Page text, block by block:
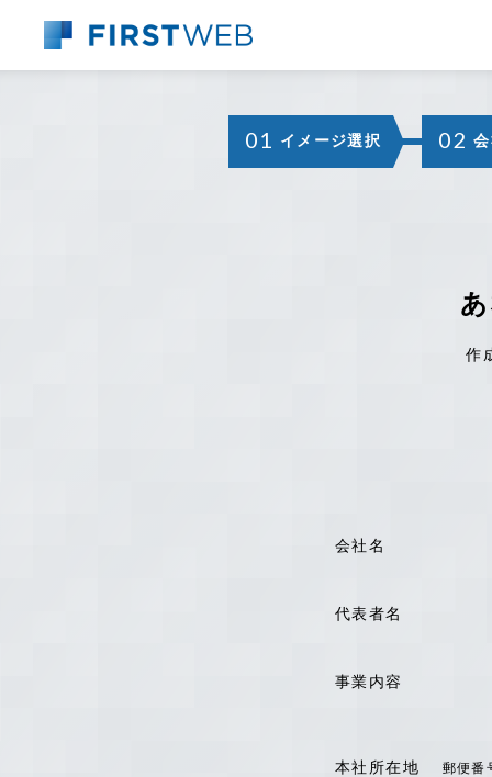
01 イメージ選択 02
作
会社名
代表者名
事業内容
本社所在地 郵便番